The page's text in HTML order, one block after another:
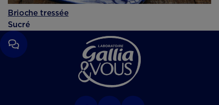
Brioche tressée
Sucré